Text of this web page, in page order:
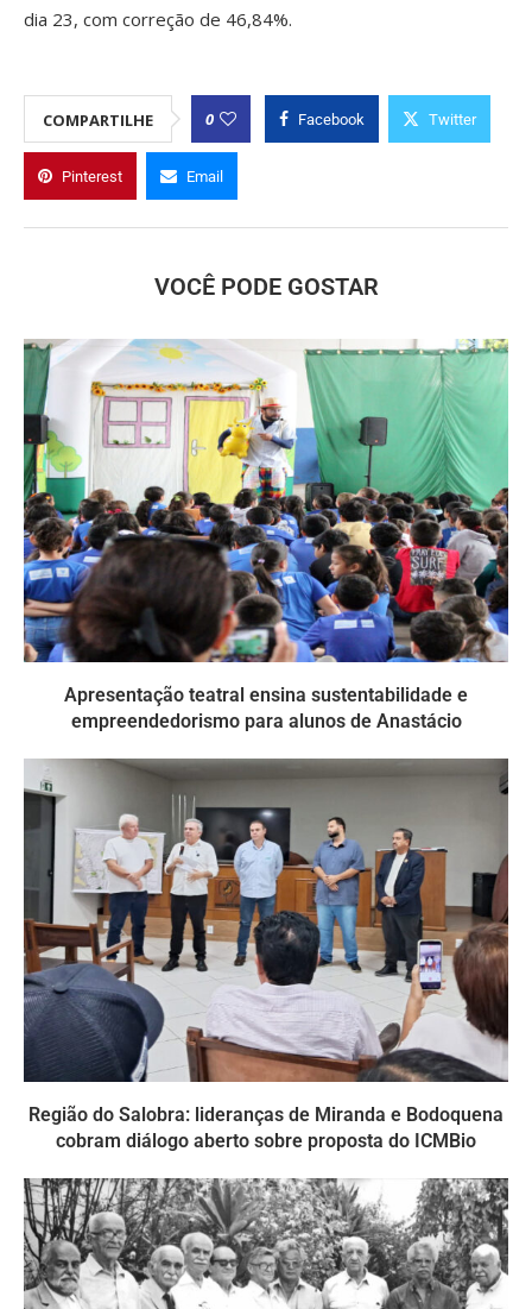
dia 23, com correção de 46,84%.
COMPARTILHE 0 Facebook Twitter
Pinterest Email
VOCÊ PODE GOSTAR
Apresentação teatral ensina sustentabilidade e
empreendedorismo para alunos de Anastácio
Região do Salobra: lideranças de Miranda e Bodoquena
cobram diálogo aberto sobre proposta do ICMBio